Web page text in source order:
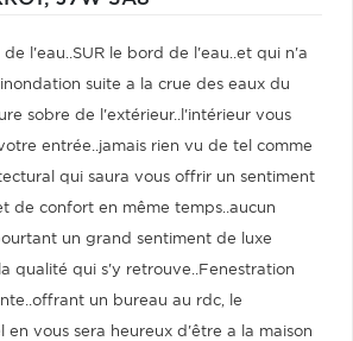
l'eau..SUR le bord de l'eau..et qui n'a
suite a la crue des eaux du
sobre de l'extérieur..l'intérieur vous
entrée..jamais rien vu de tel comme
qui saura vous offrir un sentiment
de confort en même temps..aucun
un grand sentiment de luxe
qualité qui s'y retrouve..Fenestration
un bureau au rdc, le
en vous sera heureux d'être a la maison